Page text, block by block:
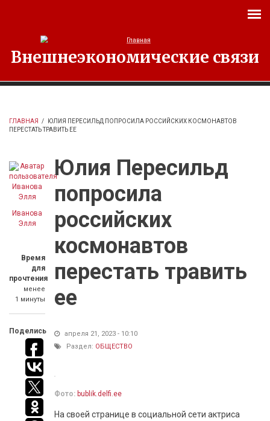
Внешнеэкономические связи
ГЛАВНАЯ /
ЮЛИЯ ПЕРЕСИЛЬД ПОПРОСИЛА РОССИЙСКИХ КОСМОНАВТОВ
ПЕРЕСТАТЬ ТРАВИТЬ ЕЕ
Иванова
Элля
Время
для
прочтения
менее
1 минуты
Поделись
Юлия Пересильд
попросила
российских
космонавтов
перестать травить
ее
апреля 21, 2023 - 10:10
Раздел: ОБЩЕСТВО
Фото: bublik.delfi.ee
На своей странице в социальной сети актриса